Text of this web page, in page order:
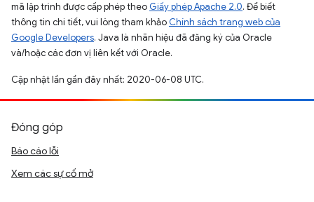
mã lập trình được cấp phép theo Giấy phép Apache 2.0. Để biết
thông tin chi tiết, vui lòng tham khảo Chính sách trang web của
Google Developers. Java là nhãn hiệu đã đăng ký của Oracle
và/hoặc các đơn vị liên kết với Oracle.
Cập nhật lần gần đây nhất: 2020-06-08 UTC.
Đóng góp
Báo cáo lỗi
Xem các sự cố mở